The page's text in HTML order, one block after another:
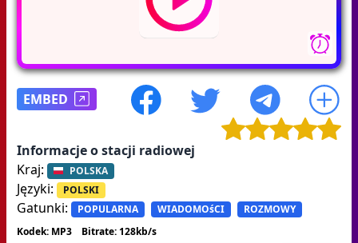
EMBED
Informacje o stacji radiowej
Kraj:
POLSKA
Języki: POLSKI
Gatunki: POPULARNA WIADOMOśCI
ROZMOWY
Kodek: MP3
Bitrate: 128kb/s